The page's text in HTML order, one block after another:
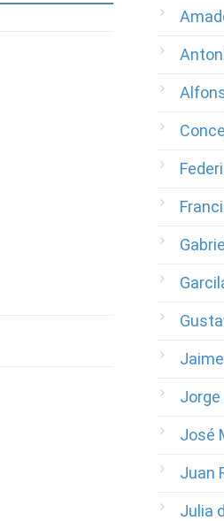
Jorge
José
Juan
Julia